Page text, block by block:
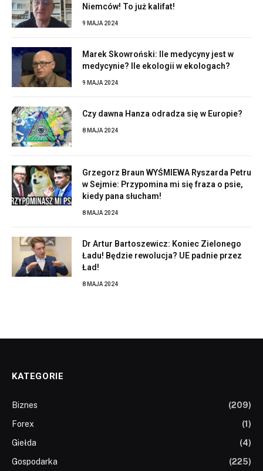
Niemców! To już kalifat!
9 MAJA 2024
Marek Skowroński: Ile medycyny jest w
medycynie? Ile ekologii w ekologach?
9 MAJA 2024
Czy dawna Hanza odradza się w Europie?
8 MAJA 2024
Grzegorz Braun WYŚMIEWA Ryszarda Petru
w Sejmie: Przypomina mi się fraza o psie,
kiedy pana słucham!
8 MAJA 2024
Dr Artur Bartoszewicz: Koniec Zielonego
Ładu! Będzie rewolucja? UE padnie przez
Ład!
8 MAJA 2024
KATEGORIE
Biznes
(209)
Forex
(1)
Giełda
(4)
Gospodarka
(225)